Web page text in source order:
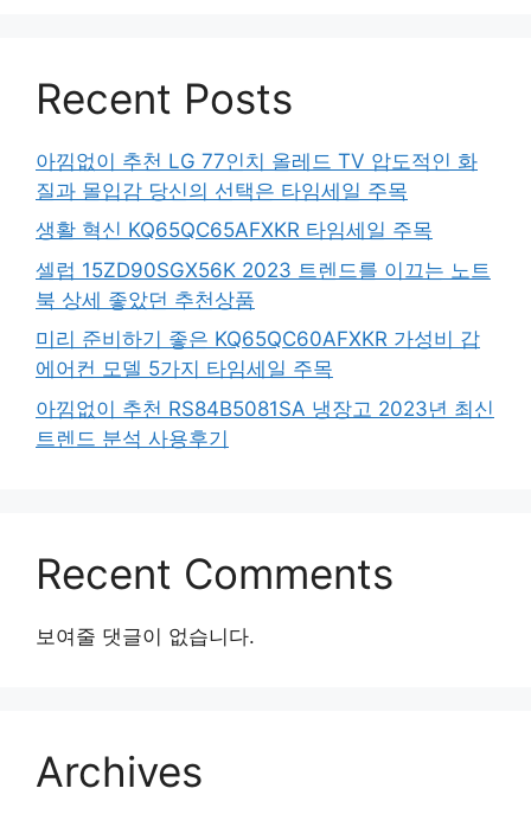
Recent Posts
아낌없이 추천 LG 77인치 올레드 TV 압도적인 화
질과 몰입감 당신의 선택은 타임세일 주목
생활 혁신 KQ65QC65AFXKR 타임세일 주목
셀럽 15ZD90SGX56K 2023 트렌드를 이끄는 노트
북 상세 좋았던 추천상품
미리 준비하기 좋은 KQ65QC60AFXKR 가성비 갑
에어컨 모델 5가지 타임세일 주목
아낌없이 추천 RS84B5081SA 냉장고 2023년 최신
트렌드 분석 사용후기
Recent Comments
보여줄 댓글이 없습니다.
Archives